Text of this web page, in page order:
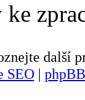
ke
další
SEO|